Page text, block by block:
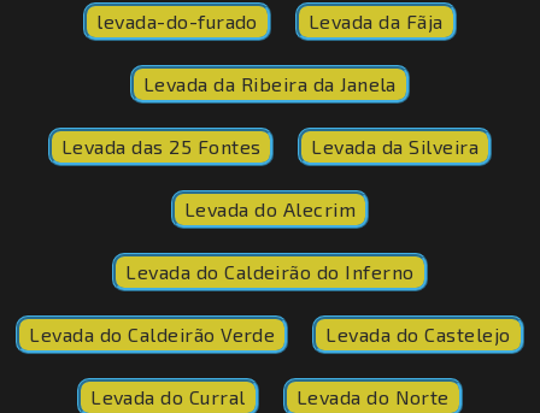
levada-do-furado Levada da Fãja
Levada da Ribeira da Janela
Levada das 25 Fontes Levada da Silveira
Levada do Alecrim
Levada do Caldeirão do Inferno
Levada do Caldeirão Verde Levada do Castelejo
Levada do Curral Levada do Norte